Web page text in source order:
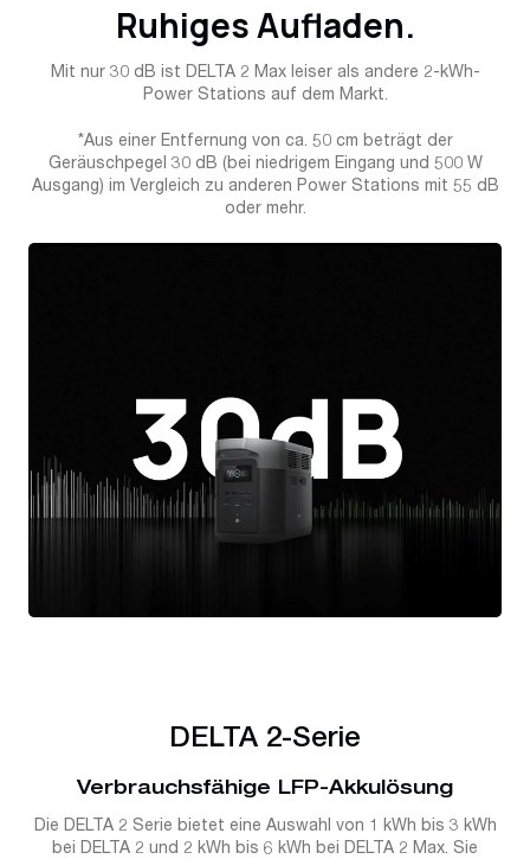
Ruhiges Aufladen.
Mit nur 30 dB ist DELTA 2 Max leiser als andere 2-kWh-
Power Stations auf dem Markt.
*Aus einer Entfernung von ca. 50 cm beträgt der
Geräuschpegel 30 dB (bei niedrigem Eingang und 500 W
Ausgang) im Vergleich zu anderen Power Stations mit 55 dB
oder mehr.
DELTA 2-Serie
Verbrauchsfähige LFP-Akkulösung
Die DELTA 2 Serie bietet eine Auswahl von 1 kWh bis 3 kWh
bei DELTA 2 und 2 kWh bis 6 kWh bei DELTA 2 Max. Sie